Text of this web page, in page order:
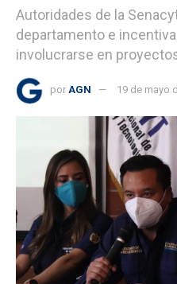
Autoridades de la
departamento e
involucrarse en
por AGN 19 de mayo